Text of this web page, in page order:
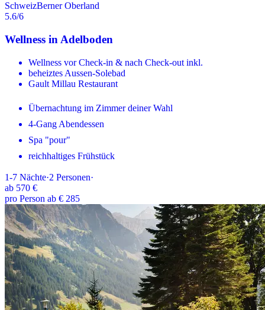
SchweizBerner Oberland
5.6/6
Wellness in Adelboden
Wellness vor Check-in & nach Check-out inkl.
beheiztes Aussen-Solebad
Gault Millau Restaurant
Übernachtung im Zimmer deiner Wahl
4-Gang Abendessen
Spa "pour"
reichhaltiges Frühstück
1-7 Nächte·2 Personen·
ab 570 €
pro Person ab € 285